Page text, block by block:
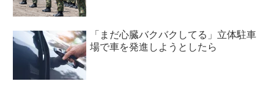
「まだ心臓バクバクしてる」立体駐車
場で車を発進しようとしたら